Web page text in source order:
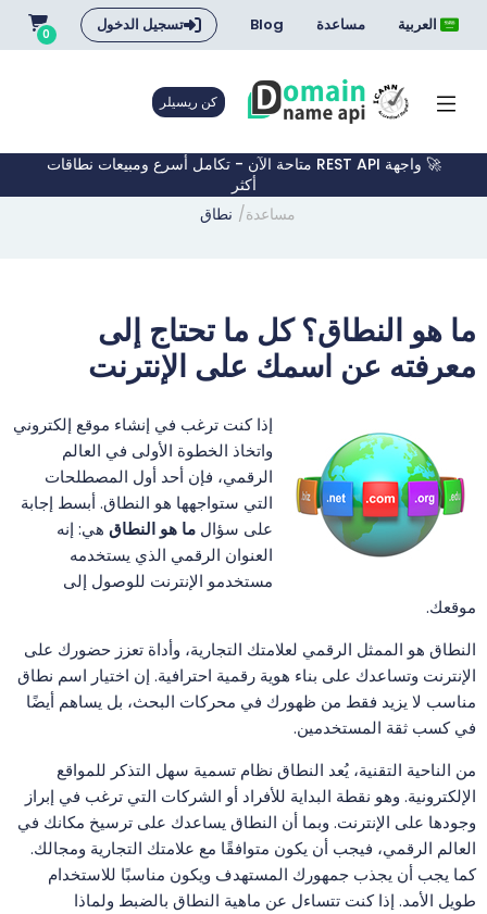
العربية مساعدة Blog تسجيل الدخول 0
كن ريسيلر
🚀 واجهة REST API متاحة الآن - تكامل أسرع ومبيعات نطاقات
أكثر
مساعدة
نطاق
ما هو النطاق؟ كل ما تحتاج إلى
معرفته عن اسمك على الإنترنت
إذا كنت ترغب في إنشاء موقع إلكتروني
واتخاذ الخطوة الأولى في العالم
الرقمي، فإن أحد أول المصطلحات
التي ستواجهها هو النطاق. أبسط إجابة
على سؤالما هو النطاق هي: إنه
العنوان الرقمي الذي يستخدمه
مستخدمو الإنترنت للوصول إلى
موقعك.
النطاق هو الممثل الرقمي لعلامتك التجارية، وأداة تعزز حضورك على
الإنترنت وتساعدك على بناء هوية رقمية احترافية. إن اختيار اسم نطاق
مناسب لا يزيد فقط من ظهورك في محركات البحث، بل يساهم أيضًا
في كسب ثقة المستخدمين.
من الناحية التقنية، يُعد النطاق نظام تسمية سهل التذكر للمواقع
الإلكترونية. وهو نقطة البداية للأفراد أو الشركات التي ترغب في إبراز
وجودها على الإنترنت. وبما أن النطاق يساعدك على ترسيخ مكانك في
العالم الرقمي، فيجب أن يكون متوافقًا مع علامتك التجارية ومجالك.
كما يجب أن يجذب جمهورك المستهدف ويكون مناسبًا للاستخدام
طويل الأمد. إذا كنت تتساءل عن ماهية النطاق بالضبط ولماذا